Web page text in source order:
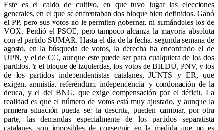
Este es el caldo de cultivo, en que tuvo lugar las elecciones
generales, en el que se enfrentaban dos bloque bien definidos. Ganó
el PP, pero sus votos no le permiten gobernar, ni sumándoles los de
VOX. Perdió el PSOE, pero tampoco alcanza la mayoría absoluta
con el partido SUMAR. Hasta el día de la fecha, segunda semana de
agosto, en la búsqueda de votos, la derecha ha encontrado el de
UPN, y el de CC, aunque este puede ser para cualquiera de los dos
partidos. Y el bloque de izquierdas, los votos de BILDU, PNV, y los
de los partidos independentistas catalanes, JUNTS y ER, que
exigen, amnistía, referéndum, independencia, y condonación de la
deuda, y el del BNG, que exige compensación por el déficit. La
realidad es que el número de votos está muy ajustado, y aunque la
primera situación pueda ser la descrita, pueden cambiar, por otra
parte, las demandas especialmente de los partidos separatista
catalanes, son imposibles de conseguir, en la medida que no es